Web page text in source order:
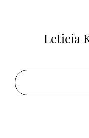
Leticia